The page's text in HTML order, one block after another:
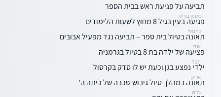
תביעה על פגיעת ראש בבית הספר
גיטמן בוריס
פגיעה בעין בגיל 8 מחוץ לשעות הלימודים
נתנאל
תאונה בטיול בית ספר – תביעה נגד מפעיל אבובים
אודי
פציעה של ילדה בת 8 בטיול בגרמניה
תבל
ילדי נפצע בגן וכעת יש לו סדק בקרסול
אריק
תאונה במהלך טיול גיבוש שכבה של כיתה ה'
גלית